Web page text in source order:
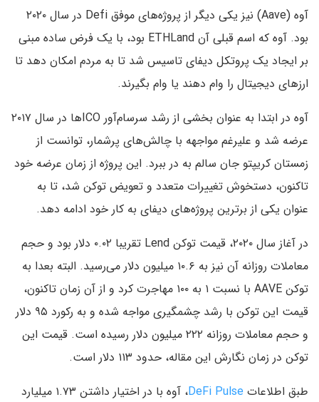
آوه (Aave) نیز یکی دیگر از پروژه‌های موفق Defi در سال ۲۰۲۰
بود. آوه که اسم قبلی آن ETHLand بود، با یک فرض ساده مبنی
بر ایجاد یک پروتکل دیفای تاسیس شد تا به مردم امکان دهد تا
ارزهای دیجیتال را وام دهند یا وام بگیرند.
آوه در ابتدا به عنوان بخشی از رشد سرسام‌آور ICOها در سال ۲۰۱۷
عرضه شد و علیرغم مواجهه با چالش‌های پرشمار، توانست از
زمستان کریپتو جان سالم به در ببرد. این پروژه از زمان عرضه خود
تاکنون، دستخوش تغییرات متعدد و تعویض توکن شد، تا به
عنوان یکی از برترین پروژه‌های دیفای به کار خود ادامه دهد.
در آغاز سال ۲۰۲۰، قیمت توکن Lend تقریبا ۰.۰۲ دلار بود و حجم
معاملات روزانه آن نیز به ۱۰.۶ میلیون دلار می‌رسید. البته بعدا به
توکن AAVE با نسبت ۱ به ۱۰۰ مهاجرت کرد و از آن زمان تاکنون،
قیمت این توکن با رشد چشمگیری مواجه شده و به رکورد ۹۵ دلار
و حجم معاملات روزانه ۲۲۲ میلیون دلار رسیده است. قیمت این
توکن در زمان نگارش این مقاله، حدود ۱۱۳ دلار است.
طبق اطلاعات DeFi Pulse
، آوه با در اختیار داشتن ۱.۷۳ میلیارد